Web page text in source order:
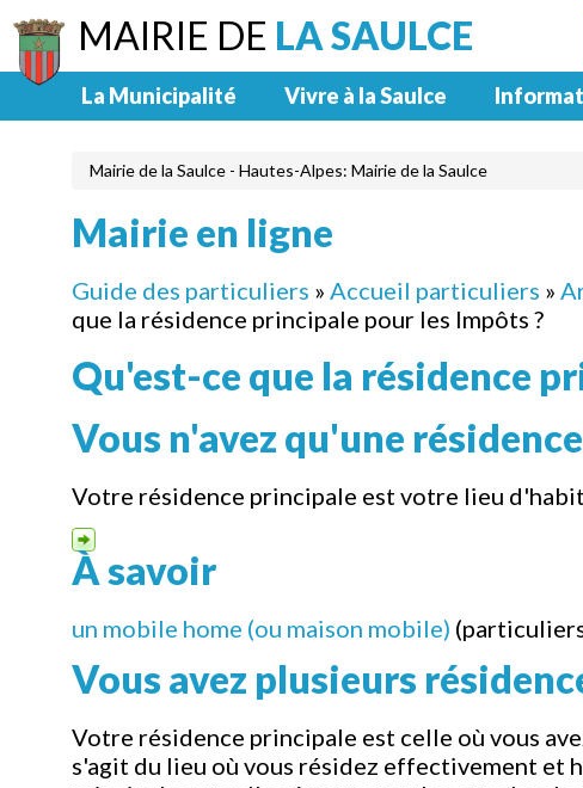
MAIRIE DE LA SAULCE
La Municipalité Vivre à la Saulce
Mairie de la Saulce - Hautes-Alpes: Mairie de la Saulce
Mairie en ligne
Guide des particuliers » Accueil particuliers »
que la résidence principale pour les Impôts ?
Qu'est-ce que la résidence
Vous n'avez qu'une
Votre résidence principale est votre lieu
À savoir
un mobile home (ou maison mobile)
Vous avez plusieurs
Votre résidence principale est celle où vous
s'agit du lieu où vous résidez effectivement